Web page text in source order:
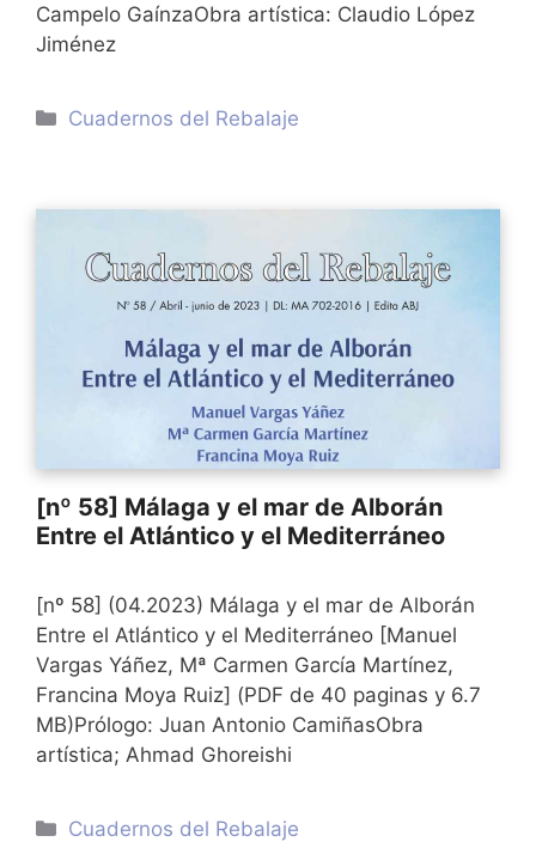
Campelo GaínzaObra artística: Claudio López
Jiménez
Categorías
Cuadernos del Rebalaje
[nº 58] Málaga y el mar de Alborán
Entre el Atlántico y el Mediterráneo
[nº 58] (04.2023) Málaga y el mar de Alborán
Entre el Atlántico y el Mediterráneo [Manuel
Vargas Yáñez, Mª Carmen García Martínez,
Francina Moya Ruiz] (PDF de 40 paginas y 6.7
MB)Prólogo: Juan Antonio CamiñasObra
artística; Ahmad Ghoreishi
Categorías
Cuadernos del Rebalaje